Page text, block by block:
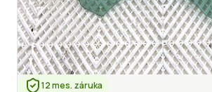
12 mes. záruka